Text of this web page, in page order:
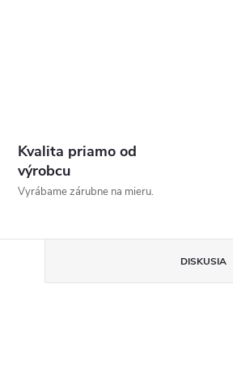
Kvalita priamo od
výrobcu
Vyrábame zárubne na mieru.
DISKUSIA